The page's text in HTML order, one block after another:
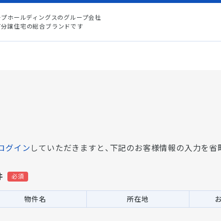
プホールディングスのグループ会社
譲住宅の総合ブランドです
グイン していただきますと、 下記のお客様情報の入力を省
物件名 所在地